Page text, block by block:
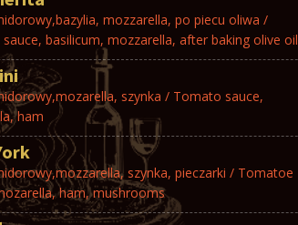
mozzarella, po piecu oliwa /
basilicum, mozzarella, after baking olive oil
szynka / Tomato sauce,
ham
szynka, pieczarki / Tomatoe
ham, mushrooms